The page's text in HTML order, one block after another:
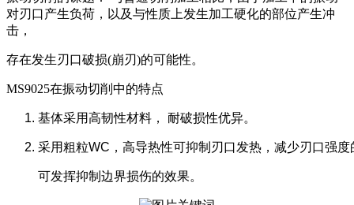
对刃口产生负荷，以及与性质上发生加工硬化的部位产生冲
击，
存在发生刃口破损(崩刃)的可能性。
MS9025在振动切削中的特点
基体采用高韧性材料， 耐破损性优异。
采用粗粒WC，高导热性可抑制刃口发热，减少刃口强
可发挥抑制边界损伤的效果。